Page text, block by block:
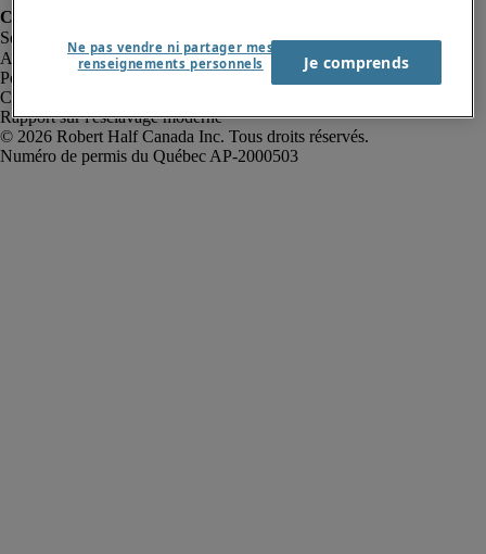
Alerte à la fraude
Politique de confidentialité
Conditions d’utilisation
Rapport sur l'esclavage moderne
Robert Half Canada Inc. Tous droits réservés.
Ne pas vendre ni partager mes
renseignements personnels
Je comprends